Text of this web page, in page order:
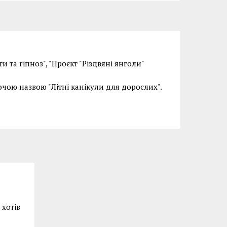
та гіпноз", "Проєкт "Різдвяні янголи"
назвою "Літні канікули для дорослих".